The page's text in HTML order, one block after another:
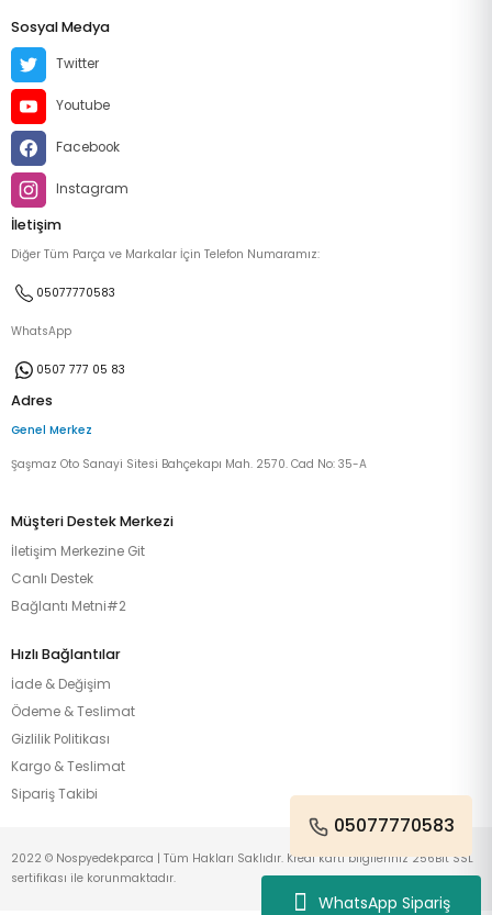
WhatsApp Sipariş
Sosyal Medya
Twitter
Youtube
Facebook
Instagram
İletişim
Diğer Tüm Parça ve Markalar İçin Telefon Numaramız:
05077770583
WhatsApp
0507 777 05 83
Adres
Genel Merkez
Şaşmaz Oto Sanayi Sitesi Bahçekapı Mah. 2570. Cad No: 35-A
Müşteri Destek Merkezi
İletişim Merkezine Git
Canlı Destek
Bağlantı Metni#2
Hızlı Bağlantılar
İade & Değişim
Ödeme & Teslimat
Gizlilik Politikası
Kargo & Teslimat
Sipariş Takibi
05077770583
2022 © Nospyedekparca | Tüm Hakları Saklıdır. Kredi kartı bilgileriniz 256Bit SSL
sertifikası ile korunmaktadır.